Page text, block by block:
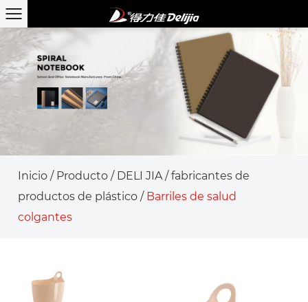
Inicio / Producto / DELI JIA/fabricantes de
productos de plástico / Barriles de salud
colgantes